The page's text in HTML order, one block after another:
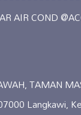
TAMAN
Langkawi,